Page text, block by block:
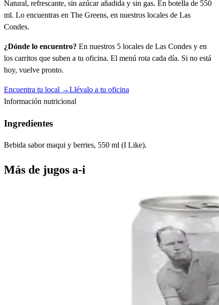
Natural, refrescante, sin azúcar añadida y sin gas. En botella de 550
ml. Lo encuentras en The Greens, en nuestros locales de Las
Condes.
¿Dónde lo encuentro? En nuestros 5 locales de Las Condes y en
los carritos que suben a tu oficina. El menú rota cada día. Si no está
hoy, vuelve pronto.
Encuentra tu local →Llévalo a tu oficina
Información nutricional
Ingredientes
Bebida sabor maqui y berries, 550 ml (I Like).
Más de jugos a-i